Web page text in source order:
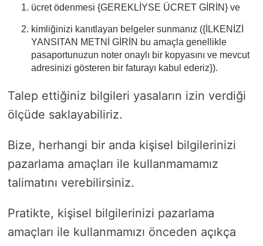
ücret ödenmesi {GEREKLİYSE ÜCRET GİRİN} ve
kimliğinizi kanıtlayan belgeler sunmanız ({İLKENİZİ
YANSITAN METNİ GİRİN bu amaçla genellikle
pasaportunuzun noter onaylı bir kopyasını ve mevcut
adresinizi gösteren bir faturayı kabul ederiz}).
Talep ettiğiniz bilgileri yasaların izin verdiği
ölçüde saklayabiliriz.
Bize, herhangi bir anda kişisel bilgilerinizi
pazarlama amaçları ile kullanmamamız
talimatını verebilirsiniz.
Pratikte, kişisel bilgilerinizi pazarlama
amaçları ile kullanmamızı önceden açıkça